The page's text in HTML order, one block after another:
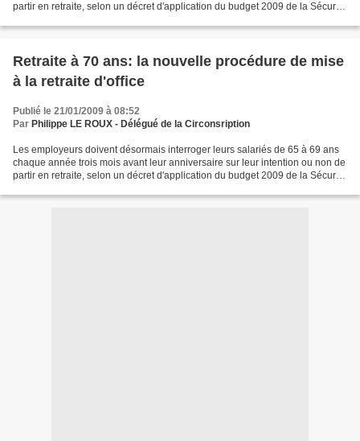
partir en retraite, selon un décret d'application du budget 2009 de la Sécurité
Retraite à 70 ans: la nouvelle procédure de mise
à la retraite d'office
Publié le 21/01/2009 à 08:52
Par Philippe LE ROUX - Délégué de la Circonsription
Les employeurs doivent désormais interroger leurs salariés de 65 à 69 ans
chaque année trois mois avant leur anniversaire sur leur intention ou non de
partir en retraite, selon un décret d'application du budget 2009 de la Sécurité